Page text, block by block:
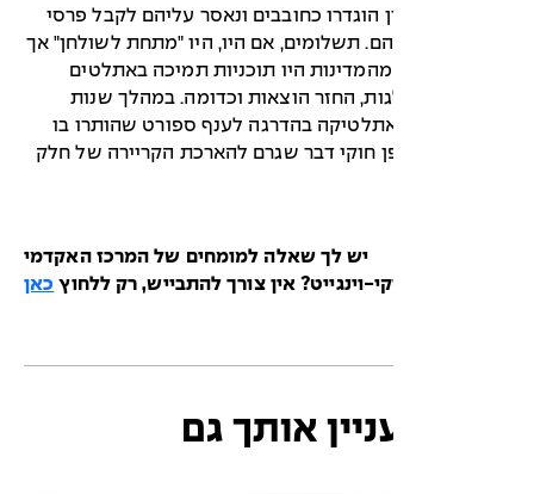
הוגדרו כחובבים ונאסר עליהם לקבל פרסי
תשלומים, אם היו, היו "מתחת לשולחן" אך
היו תוכניות תמיכה באתלטים
החזר הוצאות וכדומה. במהלך שנות
האתלטיקה בהדרגה לענף ספורט שהותרו בו
חוקי דבר שגרם להארכת הקריירה של חלק
יש לך שאלה למומחים של המרכז האקדמי
וינגייט? אין צורך להתבייש, רק ללחוץכאן
אותך גם